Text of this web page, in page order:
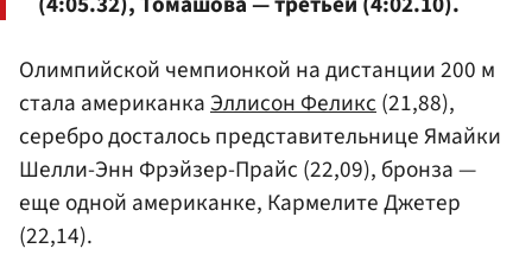
Олимпийской чемпионкой на дистанции 200 м
стала американкаЭллисон Феликс(21,88),
серебро досталось представительнице Ямайки
Шелли-Энн Фрэйзер-Прайс (22,09), бронза —
еще одной американке, Кармелите Джетер
(22,14).